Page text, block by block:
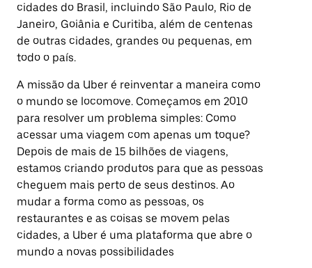
cidades do Brasil, incluindo São Paulo, Rio de
Janeiro, Goiânia e Curitiba, além de centenas
de outras cidades, grandes ou pequenas, em
todo o país.
A missão da Uber é reinventar a maneira como
o mundo se locomove. Começamos em 2010
para resolver um problema simples: Como
acessar uma viagem com apenas um toque?
Depois de mais de 15 bilhões de viagens,
estamos criando produtos para que as pessoas
cheguem mais perto de seus destinos. Ao
mudar a forma como as pessoas, os
restaurantes e as coisas se movem pelas
cidades, a Uber é uma plataforma que abre o
mundo a novas possibilidades